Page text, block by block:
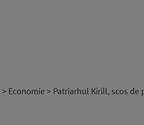
> Economie > Patriarhul Kirill, scos de